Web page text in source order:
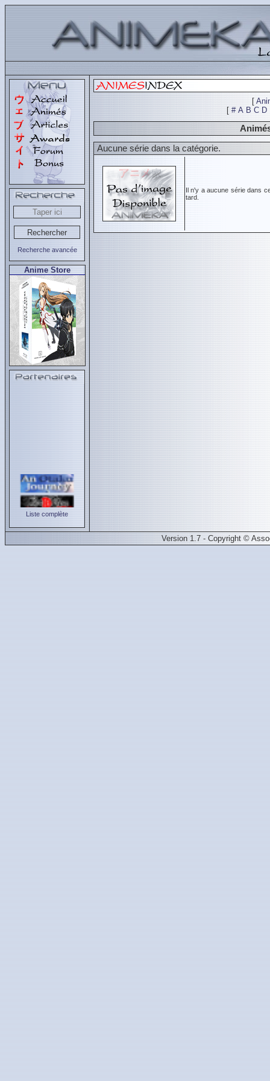
Recherche avancée
Anime Store
Liste complète
[
[ # A B C D
Aucune série dans la catégorie.
Il n'y a aucune série dans
tard.
Version 1.7 - Copyright ©